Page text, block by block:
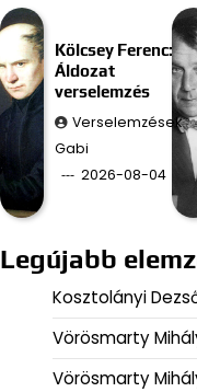
Kölcsey Ferenc:
Áldozat
verselemzés
Verselemzések
Gabi
2026-08-04
Legújabb
Kosztolányi
Vörösmarty
Vörösmarty